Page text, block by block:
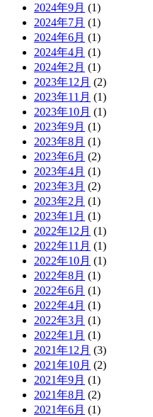
2024年9月 (1)
2024年7月 (1)
2024年6月 (1)
2024年4月 (1)
2024年2月 (1)
2023年12月 (2)
2023年11月 (1)
2023年10月 (1)
2023年9月 (1)
2023年8月 (1)
2023年6月 (2)
2023年4月 (1)
2023年3月 (2)
2023年2月 (1)
2023年1月 (1)
2022年12月 (1)
2022年11月 (1)
2022年10月 (1)
2022年8月 (1)
2022年6月 (1)
2022年4月 (1)
2022年3月 (1)
2022年1月 (1)
2021年12月 (3)
2021年10月 (2)
2021年9月 (1)
2021年8月 (2)
2021年6月 (1)